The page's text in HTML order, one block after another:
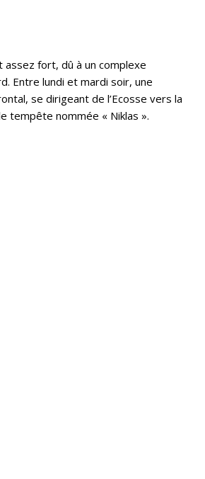
assez fort, dû à un complexe
Entre lundi et mardi soir, une
se dirigeant de l’Ecosse vers la
tempête nommée « Niklas ».